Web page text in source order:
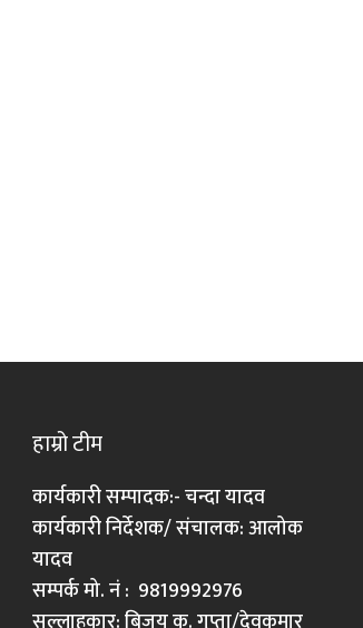
हाम्रो टीम
कार्यकारी सम्पादक:- चन्दा यादव
कार्यकारी निर्देशक/ संचालक: आलोक
यादव
सम्पर्क मो. नं : 9819992976